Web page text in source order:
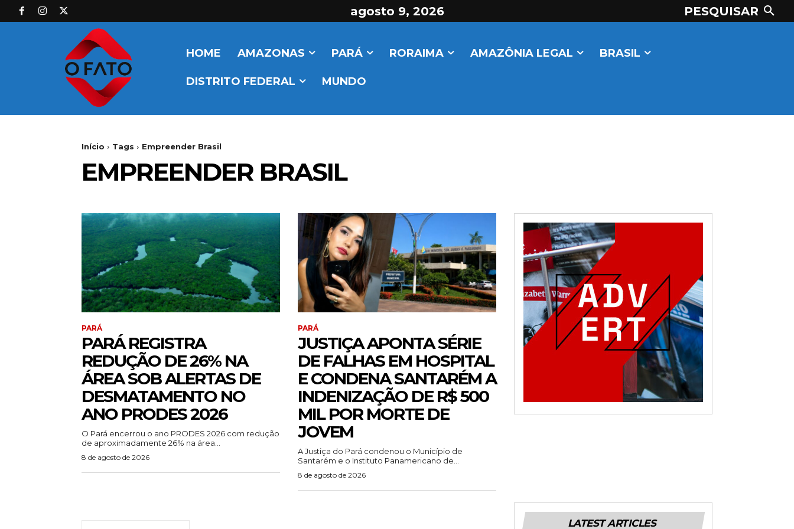
agosto 9, 2026 PESQUISAR
HOME AMAZONAS PARÁ RORAIMA AMAZÔNIA LEGAL BRASIL
DISTRITO FEDERAL MUNDO
Início Tags Empreender Brasil
EMPREENDER BRASIL
PARÁ
PARÁ REGISTRA
REDUÇÃO DE 26% NA
ÁREA SOB ALERTAS DE
DESMATAMENTO NO
ANO PRODES 2026
O Pará encerrou o ano PRODES 2026 com redução
de aproximadamente 26% na área...
8 de agosto de 2026
PARÁ
JUSTIÇA APONTA SÉRIE
DE FALHAS EM HOSPITAL
E CONDENA SANTARÉM A
INDENIZAÇÃO DE R$ 500
MIL POR MORTE DE
JOVEM
A Justiça do Pará condenou o Município de
Santarém e o Instituto Panamericano de...
8 de agosto de 2026
LATEST ARTICLES